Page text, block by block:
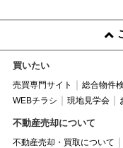
買いたい
売買専門サイト 総合物件
WEBチラシ
現地見学会
不動産売却について
不動産売却・買取について